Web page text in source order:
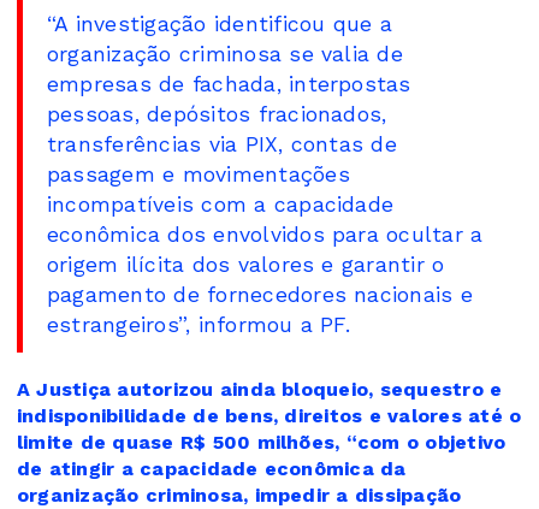
“A investigação identificou que a
organização criminosa se valia de
empresas de fachada, interpostas
pessoas, depósitos fracionados,
transferências via PIX, contas de
passagem e movimentações
incompatíveis com a capacidade
econômica dos envolvidos para ocultar a
origem ilícita dos valores e garantir o
pagamento de fornecedores nacionais e
estrangeiros”, informou a PF.
A Justiça autorizou ainda bloqueio, sequestro e
indisponibilidade de bens, direitos e valores até o
limite de quase R$ 500 milhões, “com o objetivo
de atingir a capacidade econômica da
organização criminosa, impedir a dissipação